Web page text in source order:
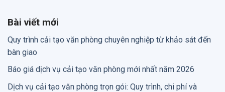
Bài viết mới
Quy trình cải tạo văn phòng chuyên nghiệp từ khảo sát đến
bàn giao
Báo giá dịch vụ cải tạo văn phòng mới nhất năm 2026
Dịch vụ cải tạo văn phòng trọn gói: Quy trình, chi phí và